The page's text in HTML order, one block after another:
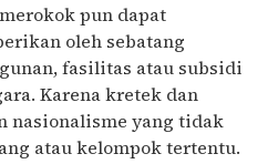
pun dapat
oleh sebatang
fasilitas atau subsidi
Karena kretek dan
nasionalisme yang tidak
atau kelompok tertentu.